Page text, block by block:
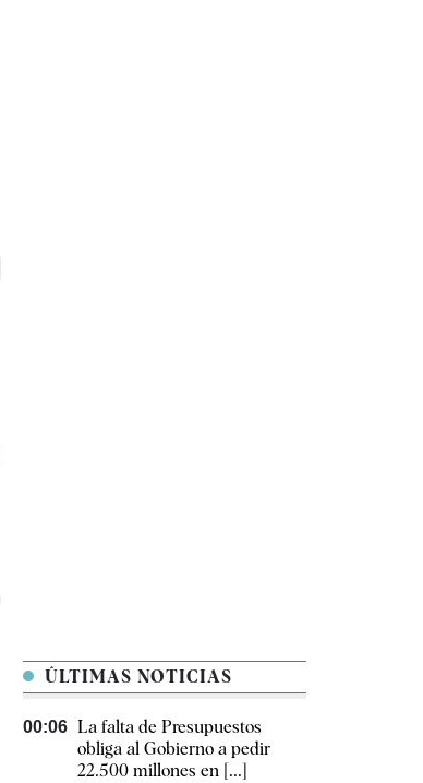
ÚLTIMAS NOTICIAS
00:06 La falta de Presupuestos
obliga al Gobierno a pedir
22.500 millones en [...]